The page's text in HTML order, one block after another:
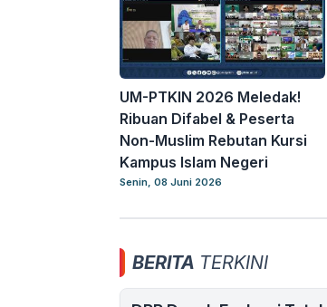
UM-PTKIN 2026 Meledak!
Ribuan Difabel & Peserta
Non-Muslim Rebutan Kursi
Kampus Islam Negeri
Senin, 08 Juni 2026
BERITA TERKINI